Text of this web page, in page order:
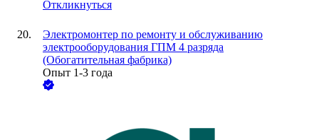
Откликнуться
Электромонтер по ремонту и обслуживанию
электрооборудования ГПМ 4 разряда
(Обогатительная фабрика)
Опыт 1-3 года